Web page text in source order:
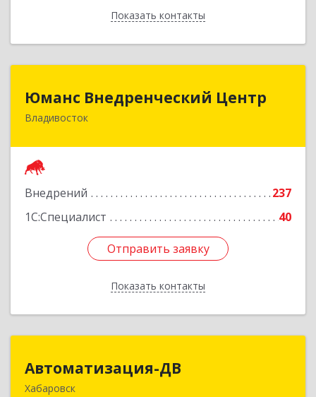
Показать контакты
Назад
Юманс Внедренческий Центр
Владивосток
Внедрений
237
1С:Специалист
40
Отправить заявку
Показать контакты
Юманс Внедренческий Центр
690014, Приморский край, Владивосток г,
Отправить заявку
Назад
Автоматизация-ДВ
Хабаровск680013, Хабаровский край, Хабаровск г,